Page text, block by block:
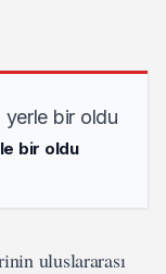
bir oldu
uluslararası